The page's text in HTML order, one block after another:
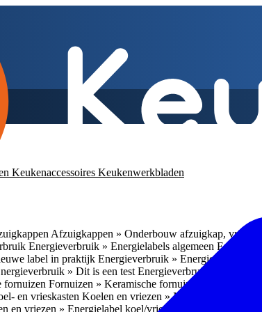
Afzuigkappen » Onderbouw afzuigkap,
Energieverbruik » Energielabels algemeen
label in praktijk Energieverbruik » Energieverbruik
» Dit is een test Energieverbruik » 1
fornuizen Fornuizen » Keramische fornuizen
en vrieskasten Koelen en vriezen » Nismaten Koelen
en vriezen » Energielabel koel/vrieskasten
Keukenaccessoires Keukenwerkbladen